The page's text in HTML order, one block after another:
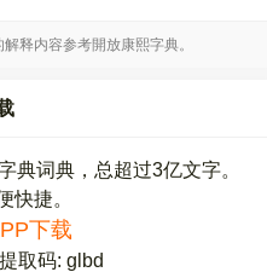
释内容参考開放康熙字典。
典词典，总超过3亿文字。
快捷。
下载
提取码: glbd